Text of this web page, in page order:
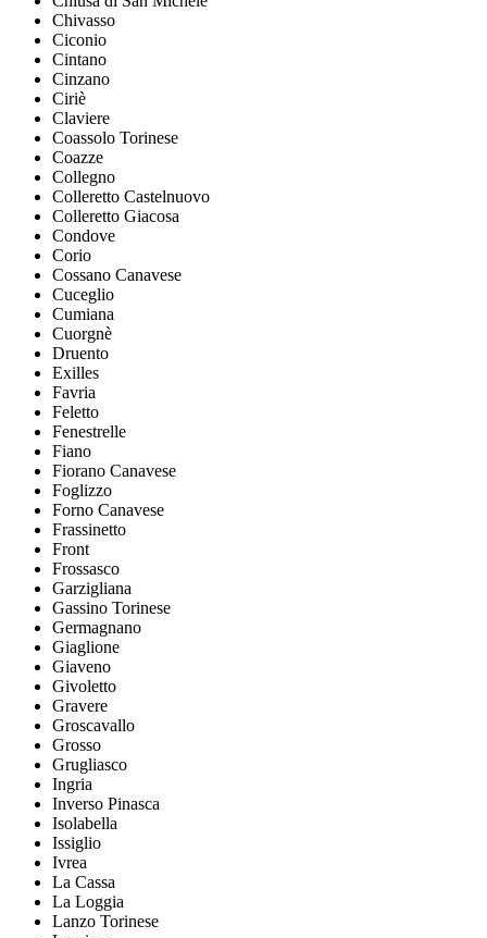
Chivasso
Ciconio
Cintano
Cinzano
Ciriè
Claviere
Coassolo Torinese
Coazze
Collegno
Colleretto Castelnuovo
Colleretto Giacosa
Condove
Corio
Cossano Canavese
Cuceglio
Cumiana
Cuorgnè
Druento
Exilles
Favria
Feletto
Fenestrelle
Fiano
Fiorano Canavese
Foglizzo
Forno Canavese
Frassinetto
Front
Frossasco
Garzigliana
Gassino Torinese
Germagnano
Giaglione
Giaveno
Givoletto
Gravere
Groscavallo
Grosso
Grugliasco
Ingria
Inverso Pinasca
Isolabella
Issiglio
Ivrea
La Cassa
La Loggia
Lanzo Torinese